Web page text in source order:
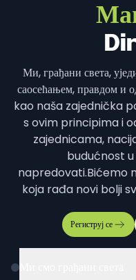
Ми, грађани света,
саосећањем, правдом и
kao naša zajednička
s ovim principima i
zajednicama,
budućnost
napredovati.Bićemo
koja rađa novi bolji
Региструј се